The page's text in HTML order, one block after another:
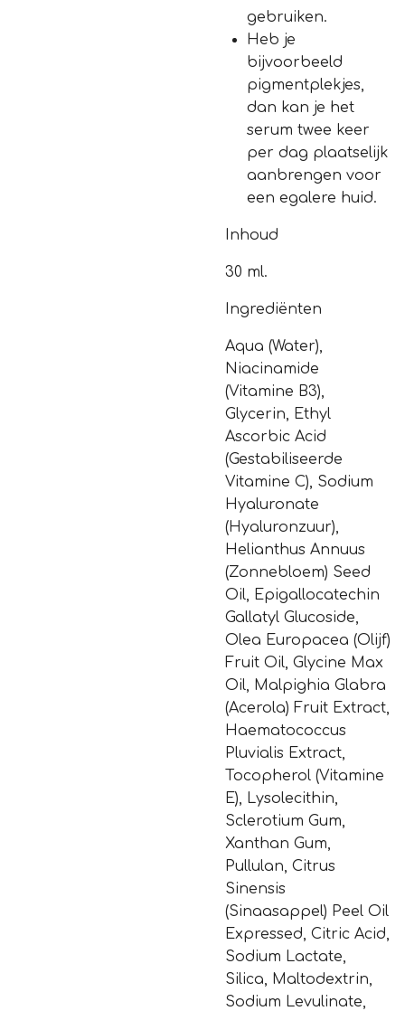
gebruiken.
Heb je
bijvoorbeeld
pigmentplekjes,
dan kan je het
serum twee keer
per dag plaatselijk
aanbrengen voor
een egalere huid.
Inhoud
30 ml.
Ingrediënten
Aqua (Water),
Niacinamide
(Vitamine B3),
Glycerin, Ethyl
Ascorbic Acid
(Gestabiliseerde
Vitamine C), Sodium
Hyaluronate
(Hyaluronzuur),
Helianthus Annuus
(Zonnebloem) Seed
Oil, Epigallocatechin
Gallatyl Glucoside,
Olea Europacea (Olijf)
Fruit Oil, Glycine Max
Oil, Malpighia Glabra
(Acerola) Fruit Extract,
Haematococcus
Pluvialis Extract,
Tocopherol (Vitamine
E), Lysolecithin,
Sclerotium Gum,
Xanthan Gum,
Pullulan, Citrus
Sinensis
(Sinaasappel) Peel Oil
Expressed, Citric Acid,
Sodium Lactate,
Silica, Maltodextrin,
Sodium Levulinate,